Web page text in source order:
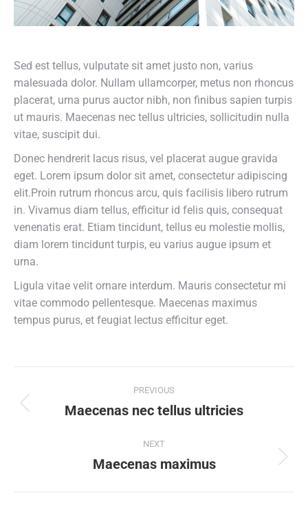
Sed est tellus, vulputate sit amet justo non, varius
malesuada dolor. Nullam ullamcorper, metus non rhoncus
placerat, urna purus auctor nibh, non finibus sapien turpis
ut mauris. Maecenas nec tellus ultricies, sollicitudin nulla
vitae, suscipit dui.
Donec hendrerit lacus risus, vel placerat augue gravida
eget. Lorem ipsum dolor sit amet, consectetur adipiscing
elit.Proin rutrum rhoncus arcu, quis facilisis libero rutrum
in. Vivamus diam tellus, efficitur id felis quis, consequat
venenatis erat. Etiam tincidunt, tellus eu molestie mollis,
diam lorem tincidunt turpis, eu varius augue ipsum et
urna.
Ligula vitae velit ornare interdum. Mauris consectetur mi
vitae commodo pellentesque. Maecenas maximus
tempus purus, et feugiat lectus efficitur eget.
PREVIOUS
Maecenas nec tellus ultricies
NEXT
Maecenas maximus